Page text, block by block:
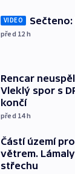
VIDEO
před 12 h
Rencar
Vleklý spor s
končí
před 14h
Částí území
větrem.
střechu